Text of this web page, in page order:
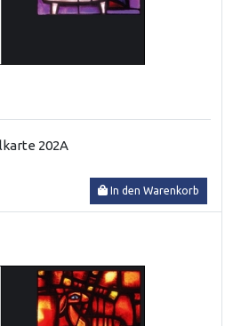
202A
In den Warenkorb